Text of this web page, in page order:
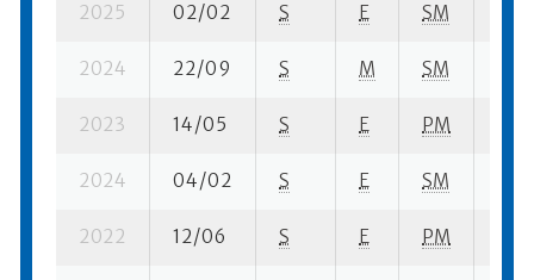
2025 02/02 S E SM
2024 22/09 S M SM
2023 14/05 S E PM
2024 04/02 S E SM
2022 12/06 S E PM